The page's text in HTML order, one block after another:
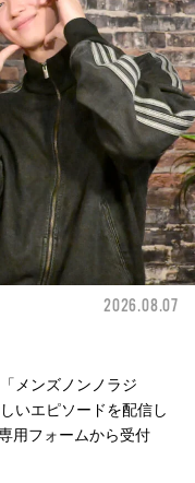
2026.08.07
メンズノンノラジ
いエピソードを配信し
用フォームから受付